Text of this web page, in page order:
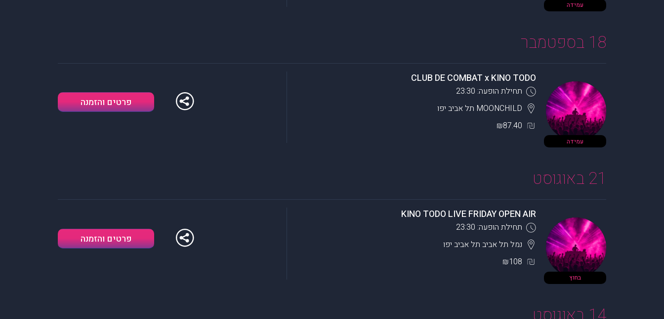
עמידה
18 בספטמבר
עמידה
CLUB DE COMBAT x KINO TODO
תחילת הופעה: 23:30
MOONCHILD תל אביב יפו
₪87.40
פרטים והזמנה
21 באוגוסט
בחוץ
KINO TODO LIVE FRIDAY OPEN AIR
תחילת הופעה: 23:30
נמל תל אביב תל אביב יפו
₪108
פרטים והזמנה